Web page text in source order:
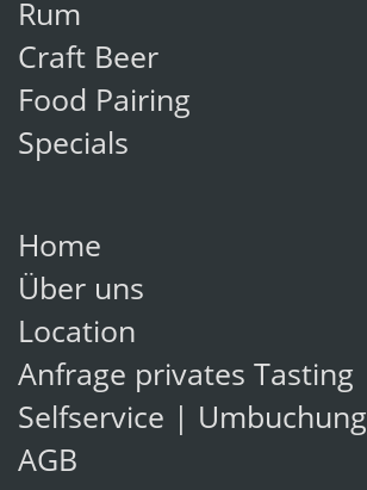
Rum
Craft Beer
Food Pairing
Specials
Home
Über uns
Location
Anfrage privates Tasting
Selfservice | Umbuchung
AGB